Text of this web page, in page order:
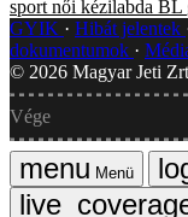
sport női kézilabda BL
GYIK
Hibát jelentek
dokumentumok
© 2026 Magyar Jeti
Vége
Menü